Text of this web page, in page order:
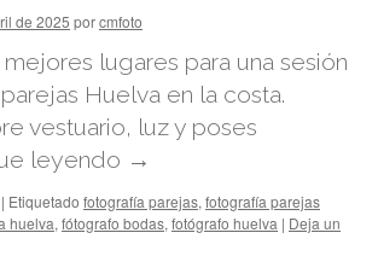
de 2025 porcmfoto
lugares para una sesión
Huelva en la costa.
vestuario, luz y poses
leyendo →
| Etiquetado fotografía parejas, fotografía parejas
huelva, fótografo bodas, fotógrafo huelva | Deja un